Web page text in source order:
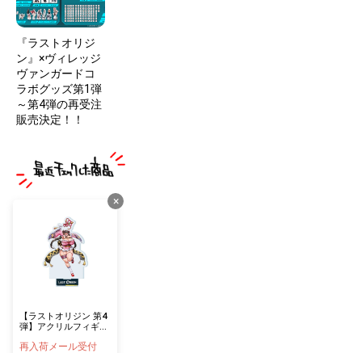
『ラストオリジ
ン』×ヴィレッジ
ヴァンガードコ
ラボグッズ第1弾
～第4弾の再受注
販売決定！！
×
【ラストオリジン 第4
弾】アクリルフィギュ
再入荷メール受付